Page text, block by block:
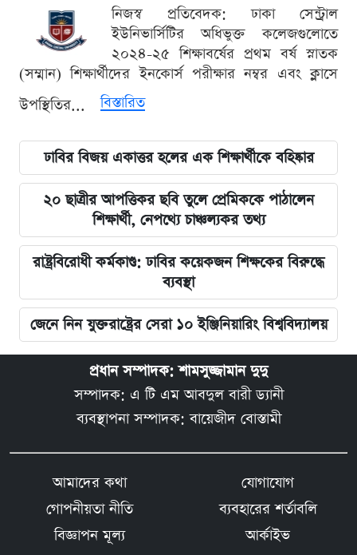
নিজস্ব প্রতিবেদক: ঢাকা সেন্ট্রাল
ইউনিভার্সিটির অধিভুক্ত কলেজগুলোতে
২০২৪-২৫ শিক্ষাবর্ষের প্রথম বর্ষ স্নাতক
(সম্মান) শিক্ষার্থীদের ইনকোর্স পরীক্ষার নম্বর এবং ক্লাসে
উপস্থিতির...
বিস্তারিত
ঢাবির বিজয় একাত্তর হলের এক শিক্ষার্থীকে বহিষ্কার
২০ ছাত্রীর আপত্তিকর ছবি তুলে প্রেমিককে পাঠালেন
শিক্ষার্থী, নেপথ্যে চাঞ্চল্যকর তথ্য
রাষ্ট্রবিরোধী কর্মকাণ্ড: ঢাবির কয়েকজন শিক্ষকের বিরুদ্ধে
ব্যবস্থা
জেনে নিন যুক্তরাষ্ট্রের সেরা ১০ ইঞ্জিনিয়ারিং বিশ্ববিদ্যালয়
প্রধান সম্পাদক: শামসুজ্জামান দুদু
সম্পাদক: এ টি এম আবদুল বারী ড্যানী
ব্যবস্থাপনা সম্পাদক: বায়েজীদ বোস্তামী
আমাদের কথা
যোগাযোগ
গোপনীয়তা নীতি
ব্যবহারের শর্তাবলি
বিজ্ঞাপন মূল্য
আর্কাইভ